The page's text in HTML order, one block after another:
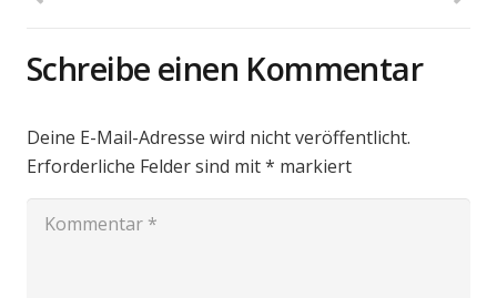
Schreibe einen Kommentar
Deine E-Mail-Adresse wird nicht veröffentlicht.
Erforderliche Felder sind mit* markiert